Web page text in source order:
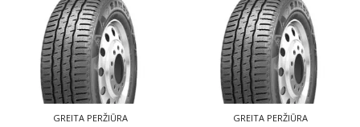
GREITA PERŽIŪRA GREITA PERŽIŪRA